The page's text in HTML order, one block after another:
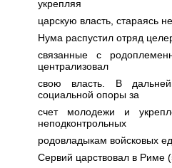
укрепляя
царскую власть, стараясь
Нума распустил отряд
связанные с
централизовал
свою власть. В
социальной опоры за
счет молодежи и
неподконтрольных
родовладыкам войсковых
Сервий царствовал в Риме